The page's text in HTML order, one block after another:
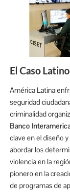
El Caso
América Latina
seguridad
criminalidad
Banco
clave en el diseño
abordar los
violencia en la
pionero en la
de programas de